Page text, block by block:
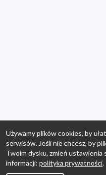
Używamy plików cookies, by
serwisów. Jeśli nie chcesz, by
Twoim dysku, zmień ustawienia
informacji: polityka prywatności.